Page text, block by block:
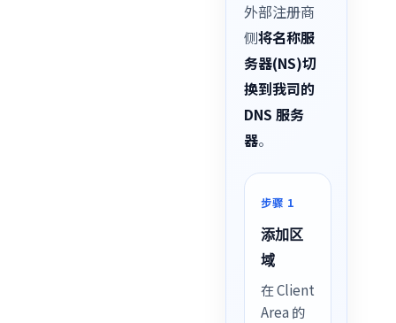
外部注册商
侧将名称服
务器(NS)切
换到我司的
DNS 服务
器。
步骤 1
添加区
域
在 Client
Area 的